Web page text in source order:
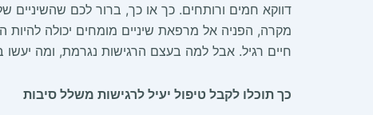
דווקא חמים ורותחים. כך או כך, ברור לכם
מקרה, הפניה אל מרפאת שיניים מומחים יכולה להיות
חיים רגיל. אבל למה בעצם הרגישות נגרמת, ומה
כך תוכלו לקבל טיפול יעיל לרגישות משלל סיבות